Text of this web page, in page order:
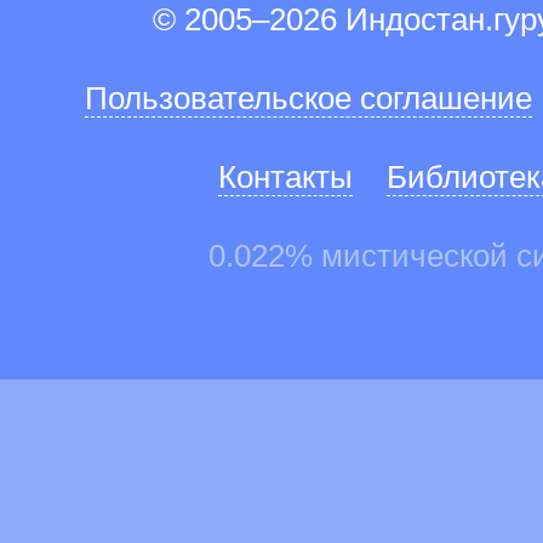
© 2005–2026
Пользовательское соглашение
Контакты
0.022% мистической